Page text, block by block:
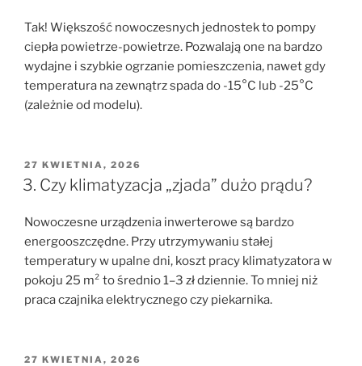
Tak! Większość nowoczesnych jednostek to pompy
ciepła powietrze-powietrze. Pozwalają one na bardzo
wydajne i szybkie ogrzanie pomieszczenia, nawet gdy
temperatura na zewnątrz spada do -15°C lub -25°C
(zależnie od modelu).
OPUBLIKOWANE
W
27 KWIETNIA, 2026
3. Czy klimatyzacja „zjada” dużo prądu?
Nowoczesne urządzenia inwerterowe są bardzo
energooszczędne. Przy utrzymywaniu stałej
temperatury w upalne dni, koszt pracy klimatyzatora w
pokoju 25 m² to średnio 1–3 zł dziennie. To mniej niż
praca czajnika elektrycznego czy piekarnika.
OPUBLIKOWANE
27 KWIETNIA, 2026